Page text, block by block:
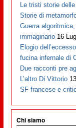
Le tristi storie
Storie di
Guerra
immaginario 16
Elogio
fucina infernale di
Due racconti pre
L’altro Di Vittorio
SF francese e
Chi siamo